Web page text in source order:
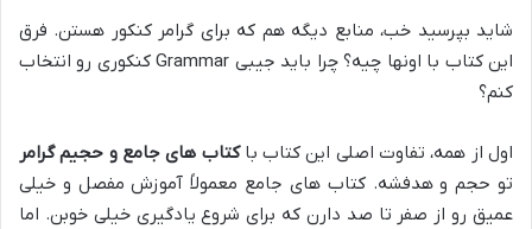
شاید بپرسید خب، منابع دیگه هم که برای گرامر کنکور هستن. فرق
این کتاب با اونها چیه؟ چرا باید جیبی Grammar کنکوری رو انتخاب
کنم؟
اول از همه، تفاوت اصلی این کتاب باکتاب های جامع و حجیم گرامر
تو حجم و هدفشه. کتاب های جامع معمولاً آموزش مفصل و خیلی
عمیق رو از صفر تا صد دارن که برای شروع یادگیری خیلی خوبن. اما